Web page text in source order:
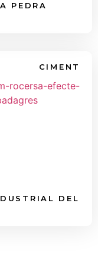
PEDRA
CIMENT
DEL